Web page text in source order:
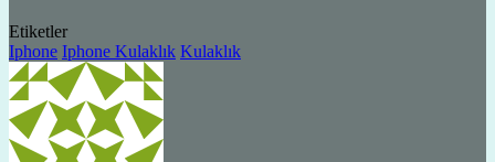
Etiketler
Iphone Iphone Kulaklık Kulaklık